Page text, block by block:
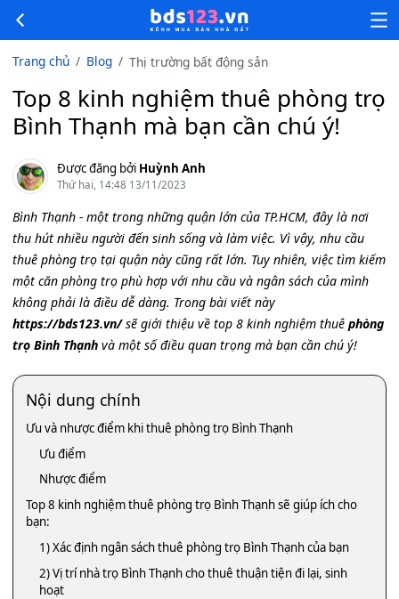
Trang chủ Blog Thị trường bất động sản
Top 8 kinh nghiệm thuê phòng trọ
Bình Thạnh mà bạn cần chú ý!
Được đăng bởi Huỳnh Anh
Thứ hai, 14:48 13/11/2023
Bình Thạnh - một trong những quận lớn của TP.HCM, đây là nơi
thu hút nhiều người đến sinh sống và làm việc. Vì vậy, nhu cầu
thuê phòng trọ tại quận này cũng rất lớn. Tuy nhiên, việc tìm kiếm
một căn phòng trọ phù hợp với nhu cầu và ngân sách của mình
không phải là điều dễ dàng. Trong bài viết này
https://bds123.vn/sẽ giới thiệu về top 8 kinh nghiệm thuê phòng
trọ Bình Thạnh và một số điều quan trọng mà bạn cần chú ý!
Nội dung chính
Ưu và nhược điểm khi thuê phòng trọ Bình Thạnh
Ưu điểm
Nhược điểm
Top 8 kinh nghiệm thuê phòng trọ Bình Thạnh sẽ giúp ích cho
bạn:
1) Xác định ngân sách thuê phòng trọ Bình Thạnh của bạn
2) Vị trí nhà trọ Bình Thạnh cho thuê thuận tiện đi lại, sinh
hoạt